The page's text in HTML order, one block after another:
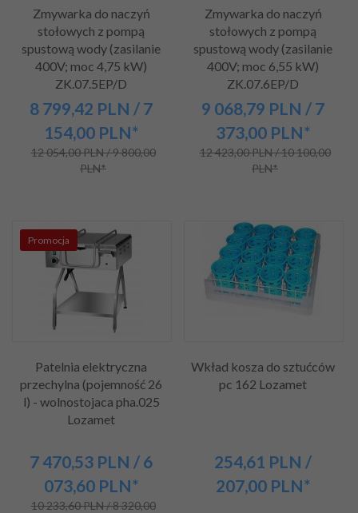
Zmywarka do naczyń
stołowych z pompą
spustową wody (zasilanie
400V; moc 4,75 kW)
ZK.07.5EP/D
8 799,42 PLN / 7
154,00 PLN*
12 054,00 PLN / 9 800,00
PLN*
Zmywarka do naczyń
stołowych z pompą
spustową wody (zasilanie
400V; moc 6,55 kW)
ZK.07.6EP/D
9 068,79 PLN / 7
373,00 PLN*
12 423,00 PLN / 10 100,00
PLN*
Promocja
Patelnia elektryczna
przechylna (pojemność 26
l) - wolnostojaca pha.025
Lozamet
7 470,53 PLN / 6
073,60 PLN*
10 233,60 PLN / 8 320,00
Wkład kosza do sztućców
pc 162 Lozamet
254,61 PLN /
207,00 PLN*